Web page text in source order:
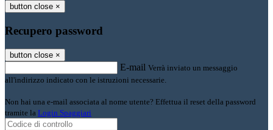
button close ×
Recupero password
button close ×
E-mail Verrà inviato un messaggio
all'indirizzo indicato con le istruzioni necessarie.
Non hai una e-mail associata al nome utente? Effettua il reset della password
tramite la Login Spaggiari